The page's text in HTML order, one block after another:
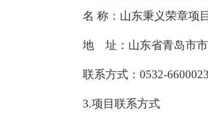
名 称：山东秉义荣章项
地 址：山东省青岛市
联系方式： 0532-
3.项目联系方式